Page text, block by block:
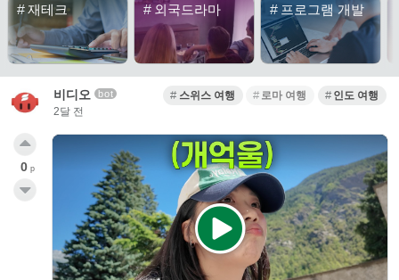
#재테크 # 외국드라마 # 프로그램 개발
비디오 bot
2달 전
스위스 여행 로마 여행 인도 여행
0 p